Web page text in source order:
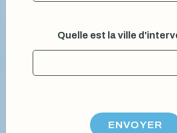
Quelle est la ville
ENVOYER